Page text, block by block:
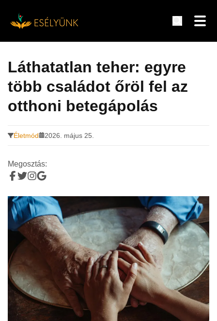
tartalomra
Láthatatlan teher: egyre
több családot őröl fel az
otthoni betegápolás
Életmód 2026. május 25.
Megosztás: